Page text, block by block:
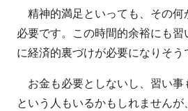
精神的満足といっても、その何
必要です。この時間的余裕にも
に経済的裏づけが必要になりそう
お金も必要としないし、習い事
という人もいるかもしれません